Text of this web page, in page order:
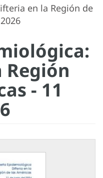
en la Región de
- 11